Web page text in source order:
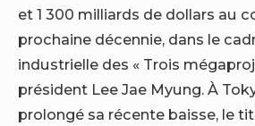
et 1 300 milliards de dollars au
prochaine décennie, dans le
industrielle des « Trois
président Lee Jae Myung. À
prolongé sa récente baisse, le